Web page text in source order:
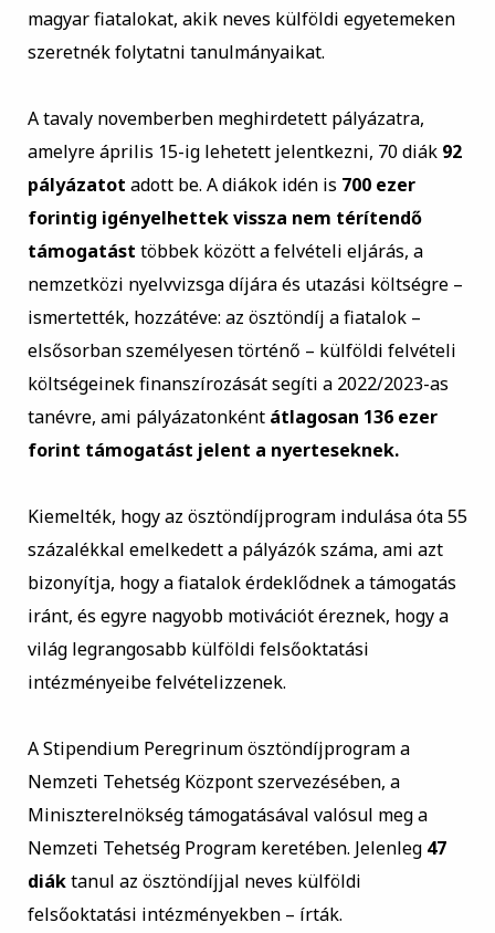
magyar fiatalokat, akik neves külföldi egyetemeken
szeretnék folytatni tanulmányaikat.
A tavaly novemberben meghirdetett pályázatra,
amelyre április 15-ig lehetett jelentkezni, 70 diák 92
pályázatot adott be. A diákok idén is 700 ezer
forintig igényelhettek vissza nem térítendő
támogatást többek között a felvételi eljárás, a
nemzetközi nyelvvizsga díjára és utazási költségre –
ismertették, hozzátéve: az ösztöndíj a fiatalok –
elsősorban személyesen történő – külföldi felvételi
költségeinek finanszírozását segíti a 2022/2023-as
tanévre, ami pályázatonkéntátlagosan 136 ezer
forint támogatást jelent a nyerteseknek.
Kiemelték, hogy az ösztöndíjprogram indulása óta 55
százalékkal emelkedett a pályázók száma, ami azt
bizonyítja, hogy a fiatalok érdeklődnek a támogatás
iránt, és egyre nagyobb motivációt éreznek, hogy a
világ legrangosabb külföldi felsőoktatási
intézményeibe felvételizzenek.
A Stipendium Peregrinum ösztöndíjprogram a
Nemzeti Tehetség Központ szervezésében, a
Miniszterelnökség támogatásával valósul meg a
Nemzeti Tehetség Program keretében. Jelenleg47
diáktanul az ösztöndíjjal neves külföldi
felsőoktatási intézményekben – írták.